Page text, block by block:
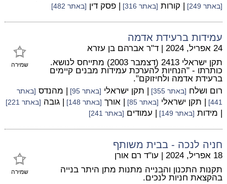
[באתר 249] | קורות [באתר 316] | פסק דין [באתר 482]
עמידות ברעידת אדמה
שמירה
24 אפריל, 2024 | ד"ר אברהם בן עזרא
תקן ישראלי 2413 (דצמבר 2003) מתייחס לנושא.
כותרתו - "הנחיות להערכת עמידות מבנים קיימים
ברעידת אדמה ולחיזוקם".
רום ושלח [באתר 355] | תקן ישראלי [באתר 95] | מהנדס [באתר
441]
| תקן ישראלי [באתר 85] | אורך [באתר 148] | גובה [באתר 221]
| מידות [באתר 149] | עמודים [באתר 241]
חניה לנכה - בבית משותף
שמירה
18 אפריל, 2024 | עו"ד רם אורן
תקנות התכנון והבנייה מתנות מתן היתר בנייה
בהקצאת חניות לנכים.